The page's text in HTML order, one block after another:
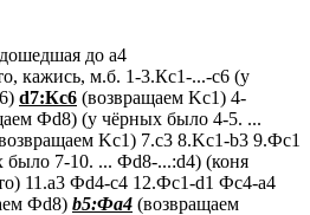
до а4
кажись, м.б. 1-3.Кс1-...-с6 (у
d7:Кc6 (возвращаем Kc1) 4-
Фd8) (у чёрных было 4-5. ...
Kc1) 7.с3 8.Kc1-b3 9.Фc1
было 7-10. ... Фd8-...:d4) (коня
11.а3 Фd4-с4 12.Фс1-d1 Фc4-a4
Фd8) b5:Фa4 (возвращаем